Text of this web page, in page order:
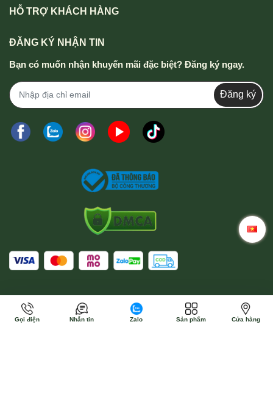
HỖ TRỢ KHÁCH HÀNG
ĐĂNG KÝ NHẬN TIN
Bạn có muốn nhận khuyến mãi đặc biệt? Đăng ký ngay.
Đăng ký
Gọi điện Nhắn tin Zalo Sản phẩm Cửa hàng